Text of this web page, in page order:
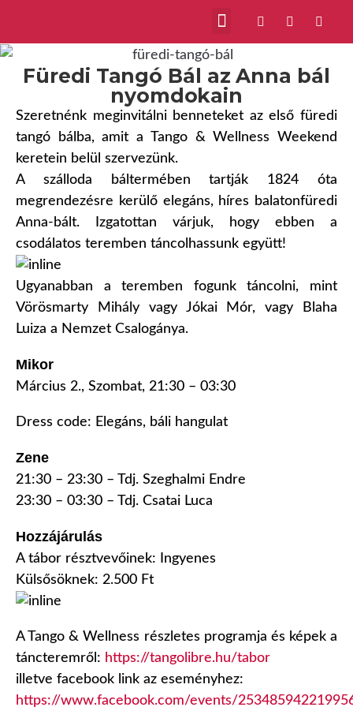
Füredi Tangó Bál az Anna bál
nyomdokain
Szeretnénk meginvitálni benneteket az első füredi
tangó bálba, amit a Tango & Wellness Weekend
keretein belül szervezünk.
A szálloda báltermében tartják 1824 óta
megrendezésre kerülő elegáns, híres balatonfüredi
Anna-bált. Izgatottan várjuk, hogy ebben a
csodálatos teremben táncolhassunk együtt!
Ugyanabban a teremben fogunk táncolni, mint
Vörösmarty Mihály vagy Jókai Mór, vagy Blaha
Luiza a Nemzet Csalogánya.
Mikor
Március 2., Szombat, 21:30 – 03:30
Dress code: Elegáns, báli hangulat
Zene
21:30 – 23:30 – Tdj. Szeghalmi Endre
23:30 – 03:30 – Tdj. Csatai Luca
Hozzájárulás
A tábor résztvevőinek: Ingyenes
Külsősöknek: 2.500 Ft
A Tango & Wellness részletes programja és képek a
táncteremről: https://tangolibre.hu/tabor
illetve facebook link az eseményhez:
https://www.facebook.com/events/